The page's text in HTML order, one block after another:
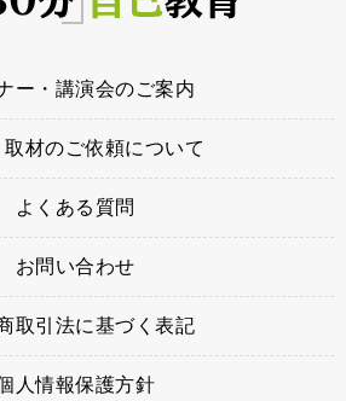
ー・講演会のご案内
取材のご依頼について
よくある質問
お問い合わせ
取引法に基づく表記
人情報保護方針